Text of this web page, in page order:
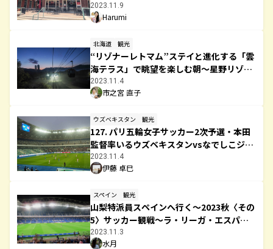
2023.11.9
Harumi
北海道 観光
“リゾナーレトマム”ステイと進化する「雲
海テラス」で眺望を楽しむ朝～星野リゾー
ト トマム（北海道占冠村）
2023.11.4
市之宮 直子
ウズベキスタン 観光
127. パリ五輪女子サッカー2次予選・本田
監督率いるウズベキスタンvsなでしこジャ
パン@タシケント 現地観戦レポート
2023.11.4
伊藤 卓巳
スペイン 観光
山梨特派員スペインへ行く～2023秋〈その
5〉サッカー観戦～ラ・リーガ・エスパニ
ョーラ
2023.11.3
水月